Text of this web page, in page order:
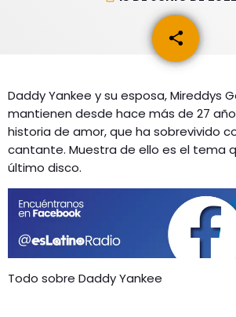
GEEKERS
MÚSICA
ENTRETENIMIENTO
INICIO
RADIO SPLENDID
CONTACTO
share
email
Daddy Yankee y su esposa, Mireddys
mantienen desde hace más de 27
historia de amor, que ha sobrevivido
cantante. Muestra de ello es el tema
último disco.
Todo sobre Daddy Yankee